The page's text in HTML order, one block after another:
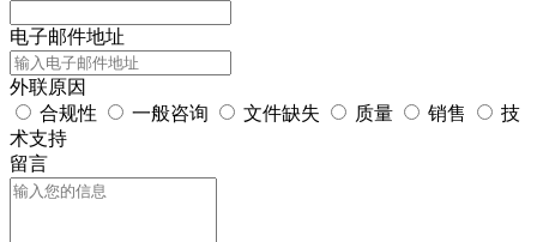
电子邮件地址
外联原因
合规性
一般咨询 文件缺失 质量 销售
技
术支持
留言